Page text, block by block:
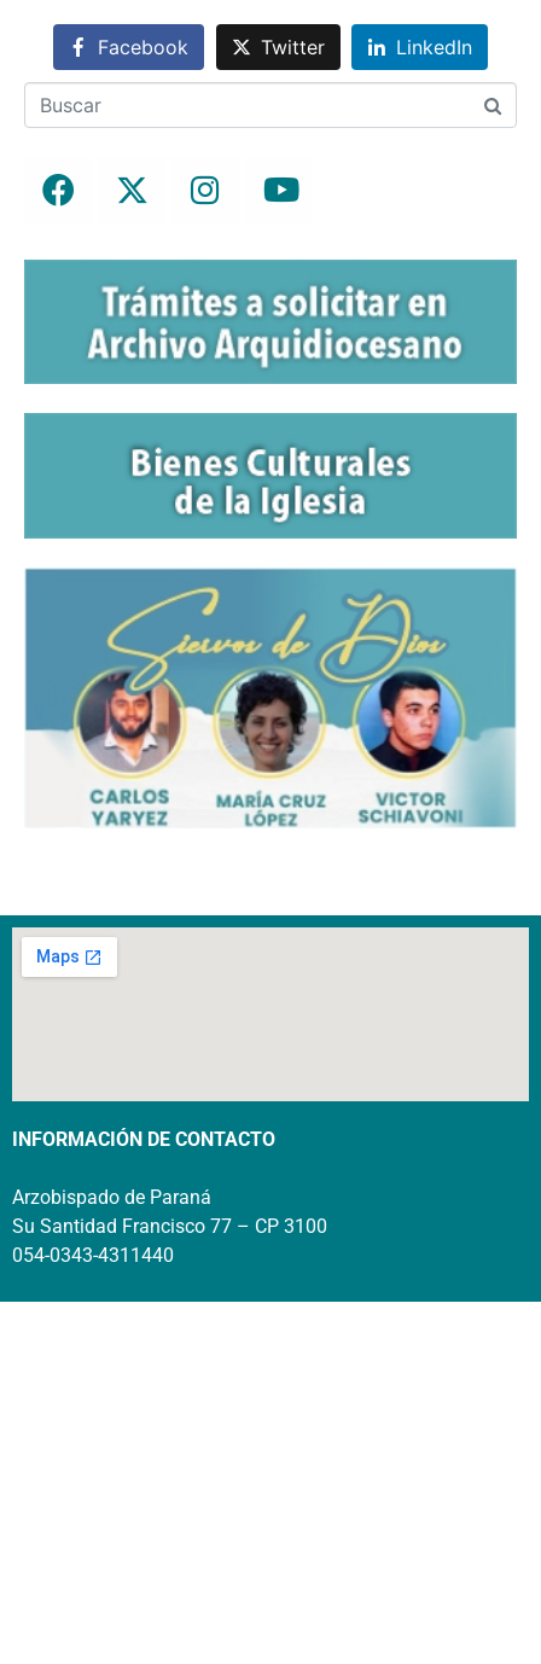
Facebook Twitter LinkedIn
INFORMACIÓN DE CONTACTO
Arzobispado de Paraná
Su Santidad Francisco 77 – CP 3100
054-0343-4311440